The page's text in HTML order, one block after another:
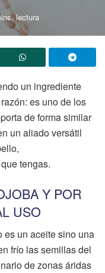
lectura
un ingrediente
es uno de los
de forma similar
un aliado versátil
tengas.
Y POR
USO
es un aceite sino una
frío las semillas del
de zonas áridas